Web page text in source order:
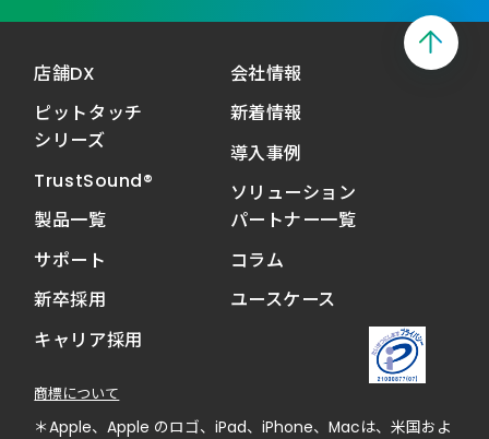
店舗DX
ピットタッチ
シリーズ
TrustSound®
製品一覧
サポート
新卒採用
キャリア採用
会社情報
新着情報
導入事例
ソリューション
パートナー一覧
コラム
ユースケース
商標について
＊Apple、Apple のロゴ、iPad、iPhone、Macは、米国およ